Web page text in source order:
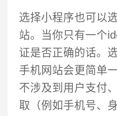
选择小程序也可以
站。当你只有一个
证是否正确的话。
手机网站会更简单
不涉及到用户支付
取（例如手机号、